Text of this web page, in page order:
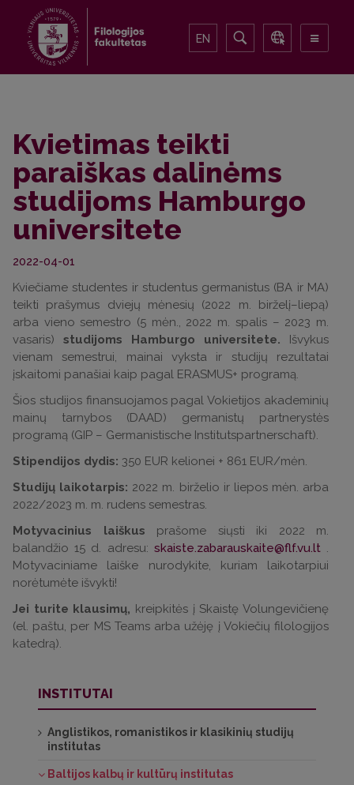
EN
Kvietimas teikti
paraiškas dalinėms
studijoms Hamburgo
universitete
2022-04-01
Kviečiame studentes ir studentus germanistus (BA ir MA)
teikti prašymus dviejų mėnesių (2022 m. birželį–liepą)
arba vieno semestro (5 mėn., 2022 m. spalis – 2023 m.
vasaris) studijoms Hamburgo universitete. Išvykus
vienam semestrui, mainai vyksta ir studijų rezultatai
įskaitomi panašiai kaip pagal ERASMUS+ programą.
Šios studijos finansuojamos pagal Vokietijos akademinių
mainų tarnybos (DAAD) germanistų partnerystės
programą (GIP – Germanistische Institutspartnerschaft).
Stipendijos dydis: 350 EUR kelionei + 861 EUR/mėn.
Studijų laikotarpis: 2022 m. birželio ir liepos mėn. arba
2022/2023 m. m. rudens semestras.
Motyvacinius laiškus prašome siųsti iki 2022 m.
balandžio 15 d. adresu: skaiste.zabarauskaite@flf.vu.lt.
Motyvaciniame laiške nurodykite, kuriam laikotarpiui
norėtumėte išvykti!
Jei turite klausimų, kreipkitės į Skaistę Volungevičienę
(el. paštu, per MS Teams arba užėję į Vokiečių filologijos
katedrą).
INSTITUTAI
Anglistikos, romanistikos ir klasikinių studijų
institutas
Baltijos kalbų ir kultūrų institutas